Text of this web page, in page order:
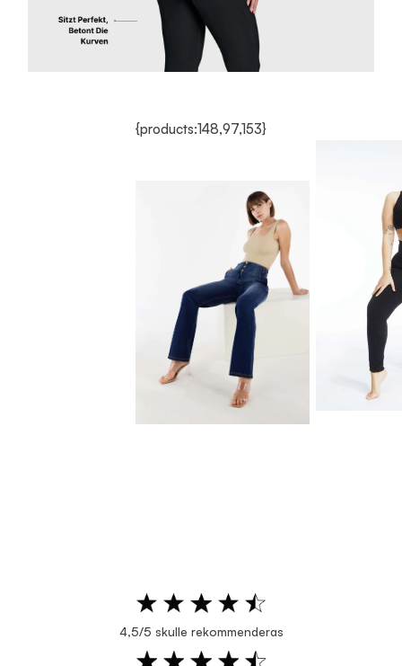
{products:148,97,153}
4,5/5 skulle rekommenderas